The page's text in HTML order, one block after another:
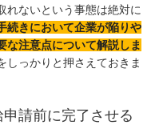
れないという事態は絶対に
続きにおいて企業が陥りや
な注意点について解説しま
しっかりと押さえておきま
請前に完了させる